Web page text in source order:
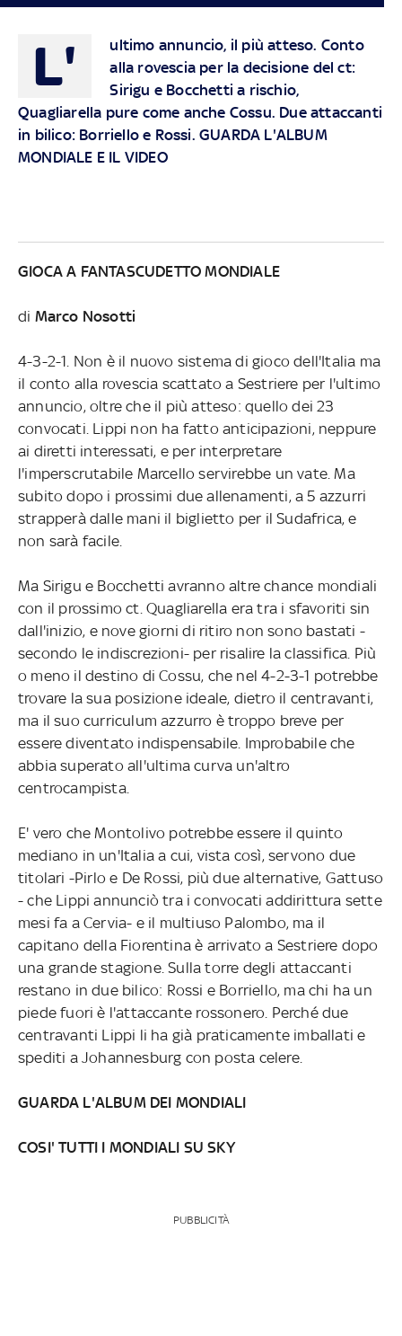
L'
ultimo annuncio, il più atteso. Conto
alla rovescia per la decisione del ct:
Sirigu e Bocchetti a rischio,
Quagliarella pure come anche Cossu. Due attaccanti
in bilico: Borriello e Rossi. GUARDA L'ALBUM
MONDIALE E IL VIDEO
GIOCA A FANTASCUDETTO MONDIALE
di Marco Nosotti
4-3-2-1. Non è il nuovo sistema di gioco dell'Italia ma
il conto alla rovescia scattato a Sestriere per l'ultimo
annuncio, oltre che il più atteso: quello dei 23
convocati. Lippi non ha fatto anticipazioni, neppure
ai diretti interessati, e per interpretare
l'imperscrutabile Marcello servirebbe un vate. Ma
subito dopo i prossimi due allenamenti, a 5 azzurri
strapperà dalle mani il biglietto per il Sudafrica, e
non sarà facile.
Ma Sirigu e Bocchetti avranno altre chance mondiali
con il prossimo ct. Quagliarella era tra i sfavoriti sin
dall'inizio, e nove giorni di ritiro non sono bastati -
secondo le indiscrezioni- per risalire la classifica. Più
o meno il destino di Cossu, che nel 4-2-3-1 potrebbe
trovare la sua posizione ideale, dietro il centravanti,
ma il suo curriculum azzurro è troppo breve per
essere diventato indispensabile. Improbabile che
abbia superato all'ultima curva un'altro
centrocampista.
E' vero che Montolivo potrebbe essere il quinto
mediano in un'Italia a cui, vista così, servono due
titolari -Pirlo e De Rossi, più due alternative, Gattuso
- che Lippi annunciò tra i convocati addirittura sette
mesi fa a Cervia- e il multiuso Palombo, ma il
capitano della Fiorentina è arrivato a Sestriere dopo
una grande stagione. Sulla torre degli attaccanti
restano in due bilico: Rossi e Borriello, ma chi ha un
piede fuori è l'attaccante rossonero. Perché due
centravanti Lippi li ha già praticamente imballati e
spediti a Johannesburg con posta celere.
GUARDA L'ALBUM DEI MONDIALI
COSI' TUTTI I MONDIALI SU SKY
PUBBLICITÀ